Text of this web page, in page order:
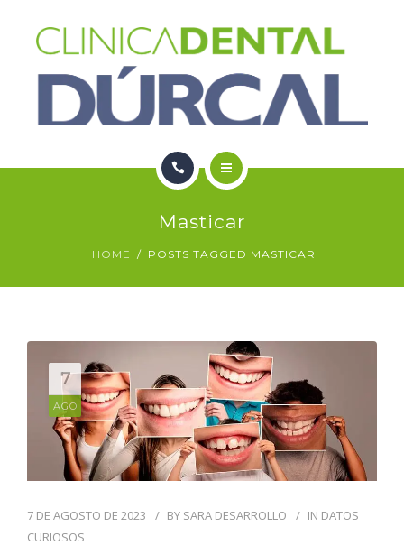
CONTACTO
CONTACTO
Masticar
HOME POSTS TAGGED MASTICAR
7
AGO
7 DE AGOSTO DE 2023 BY SARA DESARROLLO IN DATOS
CURIOSOS